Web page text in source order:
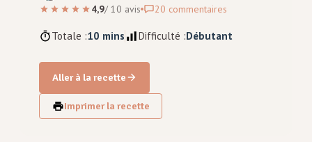
4,9/ 10 avis 20 commentaires
Totale :10 mins Difficulté :Débutant
Aller à la recette
Imprimer la recette